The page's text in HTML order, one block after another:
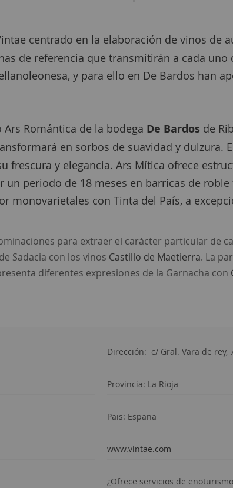
centrado en la elaboración de vinos de
de referencia que transmitirán a cada
y para ello en De Bardos han
Romántica de la bodega De Bardos de
en sorbos de suavidad y dulzura.
frescura y elegancia. Ars Mítica ofrece
periodo de 18 meses en barricas de
monovarietales con Tinta del País, a
para extraer el carácter particular de
Sadacia con los vinos Castillo de Maetierra. La
diferentes expresiones de la Garnacha con
Dirección: c/ Gral. Vara de rey,
Provincia: La Rioja
Pais: España
www.vintae.com
¿Ofrece servicios de